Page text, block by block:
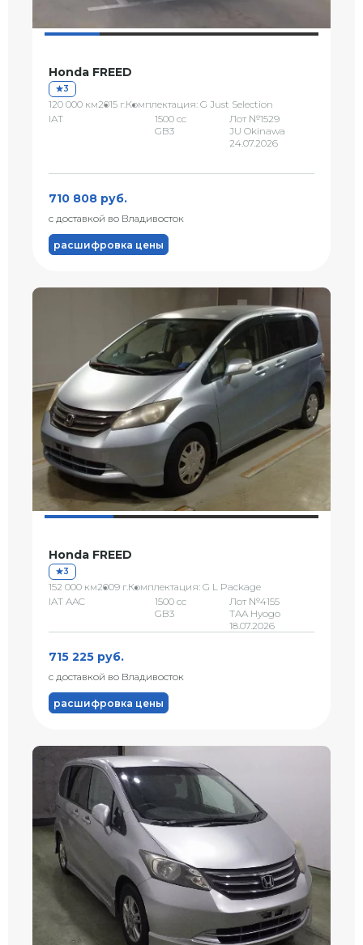
Honda FREED
3
120 000 км2015 г.Комплектация: G Just Selection
IAT
1500 сс
GB3
Лот №1529
JU Okinawa
24.07.2026
710 808 руб.
с доставкой во Владивосток
расшифровка цены
Honda FREED
3
152 000 км2009 г.Комплектация: G L Package
IAT AAC
1500 сс
GB3
Лот №4155
TAA Hyogo
18.07.2026
715 225 руб.
с доставкой во Владивосток
расшифровка цены